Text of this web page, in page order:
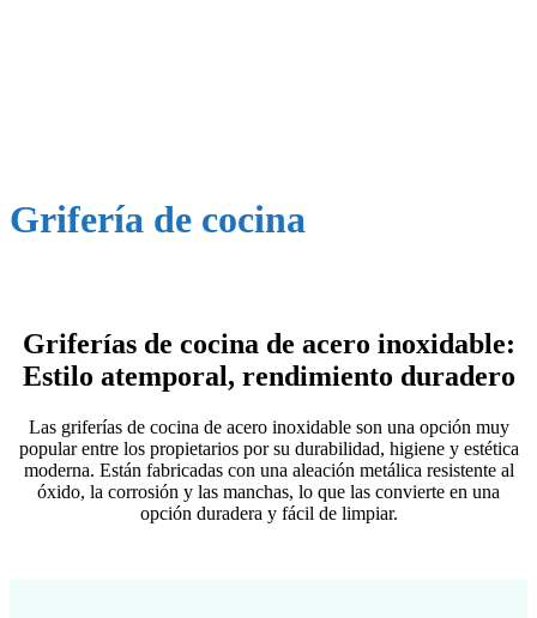
Grifería de cocina
Griferías de cocina de acero inoxidable:
Estilo atemporal, rendimiento duradero
Las griferías de cocina de acero inoxidable son una opción muy
popular entre los propietarios por su durabilidad, higiene y estética
moderna. Están fabricadas con una aleación metálica resistente al
óxido, la corrosión y las manchas, lo que las convierte en una
opción duradera y fácil de limpiar.